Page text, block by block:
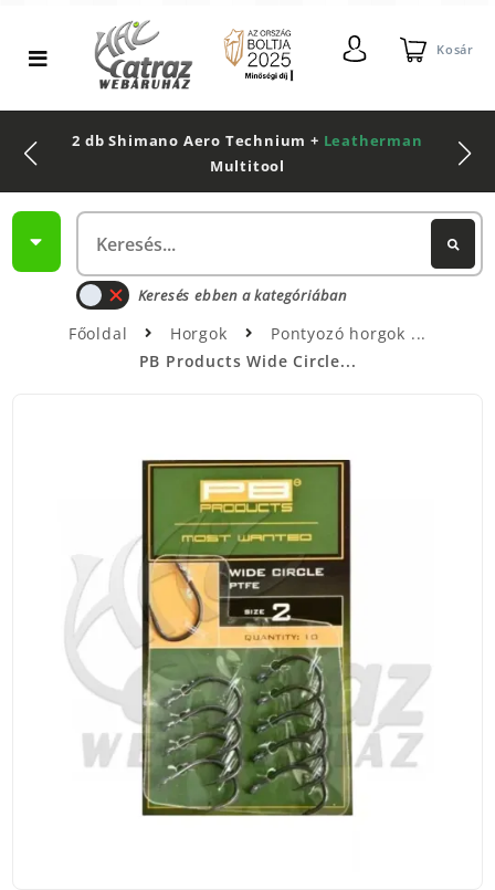
Kosár
2 db Shimano Aero Technium + Leatherman
Multitool
Keresés ebben a kategóriában
Főoldal Horgok
Pontyozó horgok
PB Products Wide Circle...